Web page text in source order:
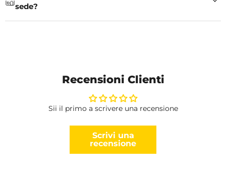
sede?
Recensioni Clienti
Sii il primo a scrivere una recensione
Scrivi una
recensione